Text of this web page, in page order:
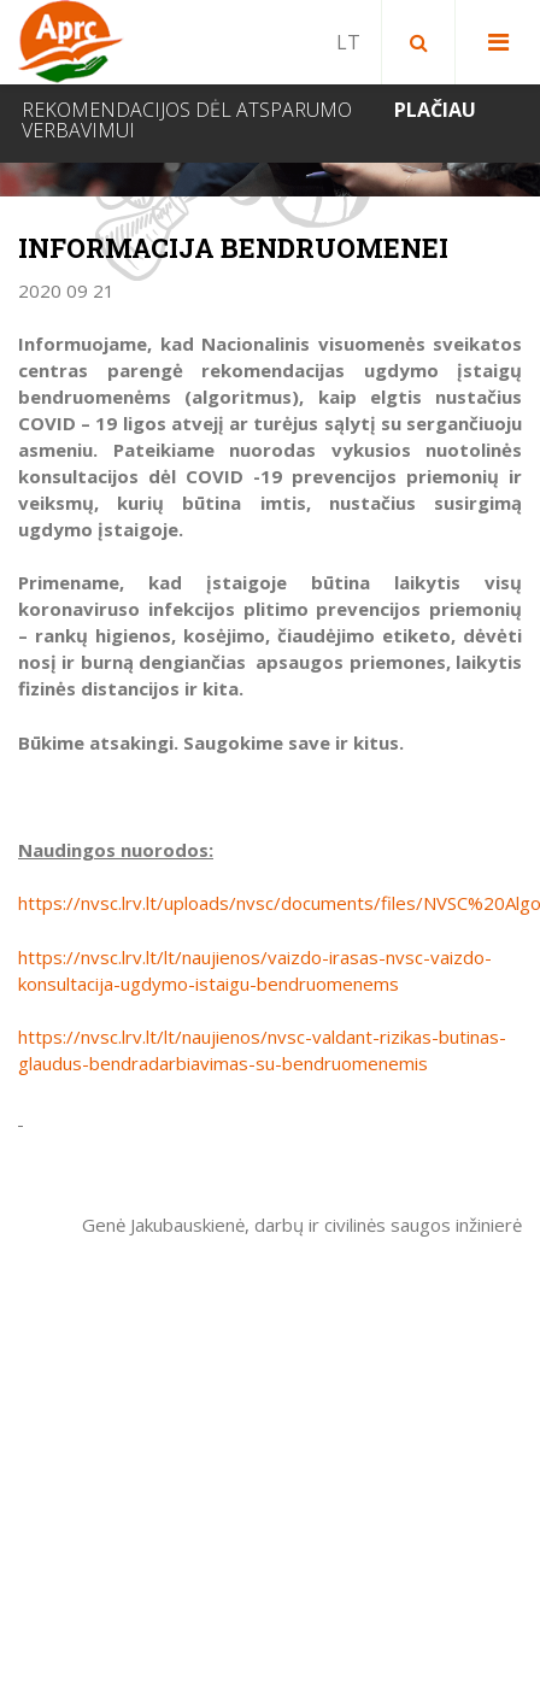
REKOMENDACIJOS DĖL ATSPARUMO
VERBAVIMUI
PLAČIAU
Paieška bibliotekoje
NAUJIENOS
INFORMACIJA BENDRUOMENEI
2020 09 21
Informuojame, kad Nacionalinis visuomenės sveikatos
centras parengė rekomendacijas ugdymo įstaigų
bendruomenėms (algoritmus), kaip elgtis nustačius
COVID – 19 ligos atvejį ar turėjus sąlytį su sergančiuoju
asmeniu. Pateikiame nuorodas vykusios nuotolinės
konsultacijos dėl COVID -19 prevencijos priemonių ir
veiksmų, kurių būtina imtis, nustačius susirgimą
ugdymo įstaigoje.
Primename, kad įstaigoje būtina laikytis visų
koronaviruso infekcijos plitimo prevencijos priemonių
– rankų higienos, kosėjimo, čiaudėjimo etiketo, dėvėti
nosį ir burną dengiančias apsaugos priemones, laikytis
fizinės distancijos ir kita.
Būkime atsakingi. Saugokime save ir kitus.
Naudingos nuorodos:
https://nvsc.lrv.lt/uploads/nvsc/documents/files/
https://nvsc.lrv.lt/lt/naujienos/vaizdo-irasas-nvsc-vaizdo-
konsultacija-ugdymo-istaigu-bendruomenems
https://nvsc.lrv.lt/lt/naujienos/nvsc-valdant-rizikas-butinas-
glaudus-bendradarbiavimas-su-bendruomenemis
Genė Jakubauskienė, darbų ir civilinės saugos inžinierė